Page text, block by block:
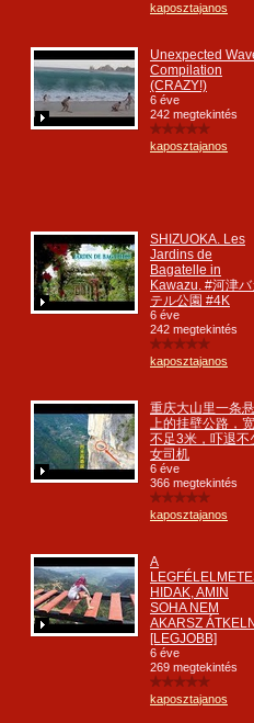
kaposztajanos
Unexpected
Compilation
(CRAZY!)
6 éve
242 megtekintés
kaposztajanos
SHIZUOKA. Les
Jardins de
Bagatelle in
Kawazu. #河津
テル公園 #4K
6 éve
242 megtekintés
kaposztajanos
重庆大山里一条
上的挂壁公路，
不足3米，吓退不
女司机
6 éve
366 megtekintés
kaposztajanos
A
HIDAK, AMIN
SOHA NEM
AKARSZ
[LEGJOBB]
6 éve
269 megtekintés
kaposztajanos